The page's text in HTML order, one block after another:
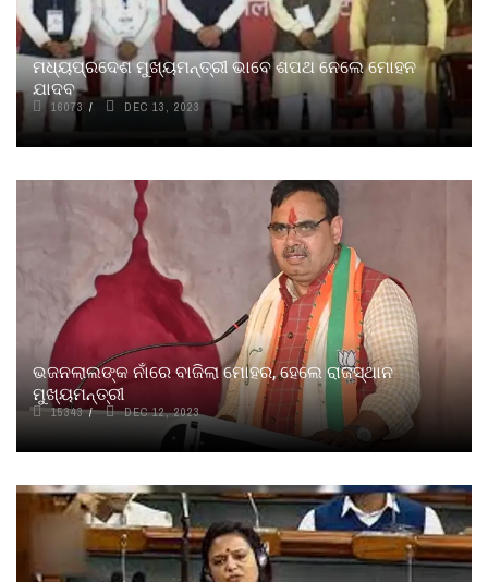
ମଧ୍ୟପ୍ରଦେଶ ମୁଖ୍ୟମନ୍ତ୍ରୀ ଭାବେ ଶପଥ ନେଲେ ମୋହନ
ଯାଦବ
16073 DEC 13, 2023
ଭଜନଲାଲଙ୍କ ନାଁରେ ବାଜିଲା ମୋହର, ହେଲେ ରାଜସ୍ଥାନ
ମୁଖ୍ୟମନ୍ତ୍ରୀ
15343 DEC 12, 2023